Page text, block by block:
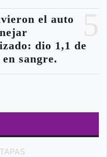
el auto
dio 1,1 de
sangre.